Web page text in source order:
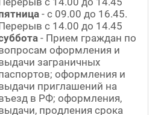
- с 09.00 до 16.45.
с 14.00 до 14.45
- Прием граждан по
оформления и
заграничных
оформления и
приглашений на
в РФ; оформления,
продления срока